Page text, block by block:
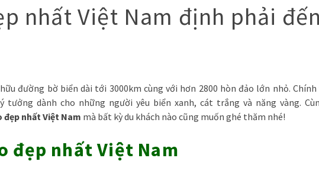
nhất Việt Nam định phải đến
đường bờ biển dài tới 3000km cùng với hơn 2800 hòn đảo lớn nhỏ. Chính
dành cho những người yêu biển xanh, cát trắng và năng vàng.
đẹp nhất Việt Nam mà bất kỳ du khách nào cũng muốn ghé thăm nhé!
đẹp nhất Việt Nam